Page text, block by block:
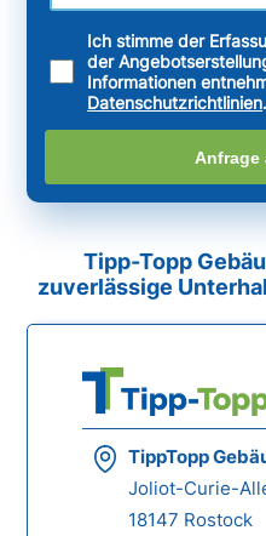
Ich stimme der
der
Informationen
Datenschutzrichtlinien.
Anfrage
Tipp-Topp
zuverlässige
TippTopp
Joliot-Curie-
18147 Rostock